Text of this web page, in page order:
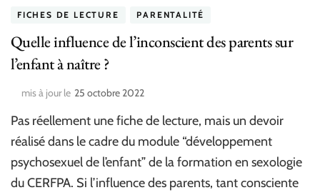
FICHES DE LECTURE PARENTALITÉ
Quelle influence de l’inconscient des parents sur
l’enfant à naître ?
mis à jour le 25 octobre 2022
Pas réellement une fiche de lecture, mais un devoir
réalisé dans le cadre du module “développement
psychosexuel de l’enfant” de la formation en sexologie
du CERFPA. Si l’influence des parents, tant consciente